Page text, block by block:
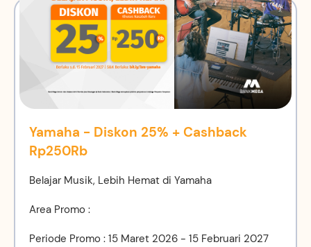
Yamaha - Diskon 25% + Cashback
Rp250Rb
Belajar Musik, Lebih Hemat di Yamaha
Area Promo :
Periode Promo : 15 Maret 2026 - 15 Februari 2027